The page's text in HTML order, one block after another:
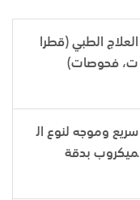
العلاج الطبي (قطرا
ت، فحوصات)
سريع وموجه لنوع ال
ميكروب بدقة